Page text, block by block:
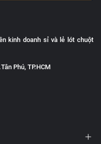
kinh doanh sỉ và lẻ lót chuột
Phú, TP.HCM